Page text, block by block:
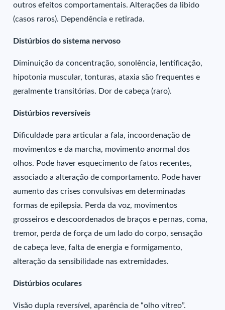
outros efeitos comportamentais. Alterações da libido
(casos raros). Dependência e retirada.
Distúrbios do sistema nervoso
Diminuição da concentração, sonolência, lentificação,
hipotonia muscular, tonturas, ataxia são frequentes e
geralmente transitórias. Dor de cabeça (raro).
Distúrbios reversíveis
Dificuldade para articular a fala, incoordenação de
movimentos e da marcha, movimento anormal dos
olhos. Pode haver esquecimento de fatos recentes,
associado a alteração de comportamento. Pode haver
aumento das crises convulsivas em determinadas
formas de epilepsia. Perda da voz, movimentos
grosseiros e descoordenados de braços e pernas, coma,
tremor, perda de força de um lado do corpo, sensação
de cabeça leve, falta de energia e formigamento,
alteração da sensibilidade nas extremidades.
Distúrbios oculares
Visão dupla reversível, aparência de “olho vítreo”.